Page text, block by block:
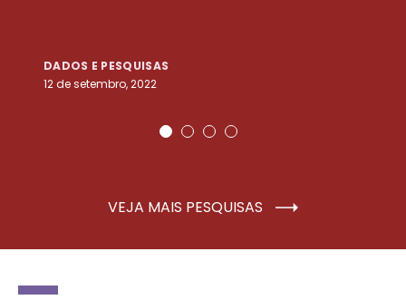
DADOS E PESQUISAS
12 de setembro, 2022
VEJA MAIS PESQUISAS